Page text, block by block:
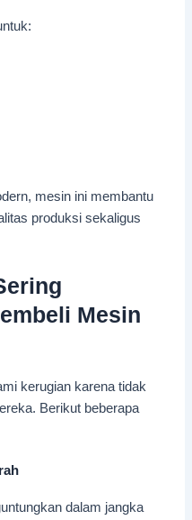
mesin ini membantu
produksi sekaligus
Mesin
kerugian karena tidak
Berikut beberapa
dalam jangka